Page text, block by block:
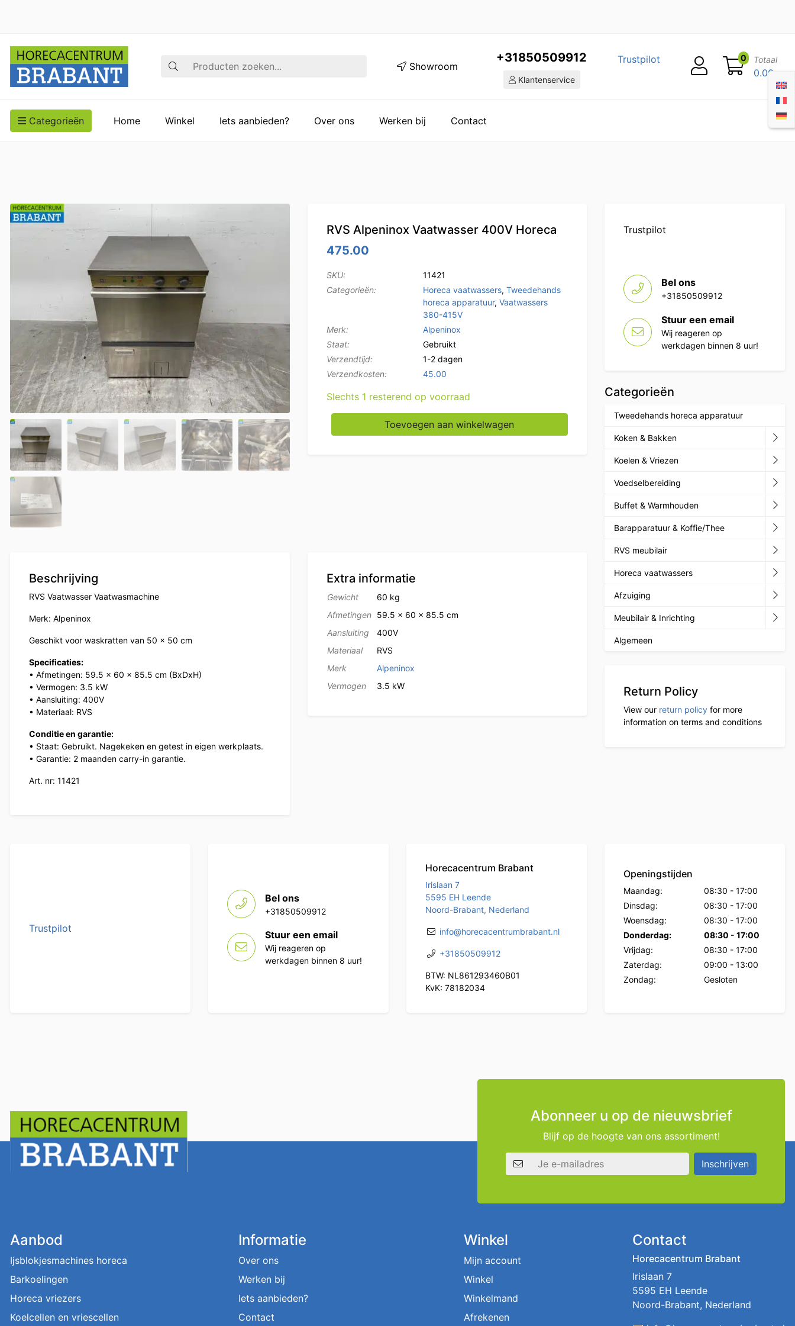
Zoek op Showroom
+31850509912
Klantenservice
Trustpilot 0 Totaal
0.00
Categorieën Home Winkel Iets aanbieden? Over ons Werken bij Contact
RVS Alpeninox Vaatwasser 400V Horeca
475.00
SKU:
11421
Categorieën:
Horeca vaatwassers, Tweedehands
horeca apparatuur, Vaatwassers
380-415V
Merk:
Alpeninox
Staat:
Gebruikt
Verzendtijd:
1-2 dagen
Verzendkosten:
45.00
Slechts 1 resterend op voorraad
RVS Alpeninox Vaatwasser 400V Horeca aantal
Toevoegen aan winkelwagen
Beschrijving
RVS Vaatwasser Vaatwasmachine
Merk: Alpeninox
Geschikt voor waskratten van 50 x 50 cm
Specificaties:
• Afmetingen: 59.5 x 60 x 85.5 cm (BxDxH)
• Vermogen: 3.5 kW
• Aansluiting: 400V
• Materiaal: RVS
Conditie en garantie:
• Staat: Gebruikt. Nagekeken en getest in eigen werkplaats.
• Garantie: 2 maanden carry-in garantie.
Art. nr: 11421
Extra informatie
Gewicht
60 kg
Afmetingen
59.5 × 60 × 85.5 cm
Aansluiting
400V
Materiaal
RVS
Merk
Alpeninox
Vermogen
3.5 kW
Trustpilot
Bel ons
+31850509912
Stuur een email
Wij reageren op
werkdagen binnen 8 uur!
Categorieën
Tweedehands horeca apparatuur
Koken & Bakken
Koelen & Vriezen
Voedselbereiding
Buffet & Warmhouden
Barapparatuur & Koffie/Thee
RVS meubilair
Horeca vaatwassers
Afzuiging
Meubilair & Inrichting
Algemeen
Return Policy
View our return policy for more
information on terms and conditions
Trustpilot
Bel ons
+31850509912
Stuur een email
Wij reageren op
werkdagen binnen 8 uur!
Horecacentrum Brabant
Irislaan 7
5595 EH Leende
Noord-Brabant, Nederland
info@horecacentrumbrabant.nl
+31850509912
BTW: NL861293460B01
KvK: 78182034
Openingstijden
Maandag: 08:30 - 17:00
Dinsdag:
08:30 - 17:00
Woensdag:
08:30 - 17:00
Donderdag:
08:30 - 17:00
Vrijdag:
08:30 - 17:00
Zaterdag:
09:00 - 13:00
Zondag:
Gesloten
Abonneer u op de nieuwsbrief
Blijf op de hoogte van ons assortiment!
E-mailadres
Inschrijven
Aanbod
Ijsblokjesmachines horeca
Barkoelingen
Horeca vriezers
Koelcellen en vriescellen
Informatie
Over ons
Werken bij
Iets aanbieden?
Contact
Winkel
Mijn account
Winkel
Winkelmand
Afrekenen
Contact
Horecacentrum Brabant
Irislaan 7
5595 EH Leende
Noord-Brabant, Nederland